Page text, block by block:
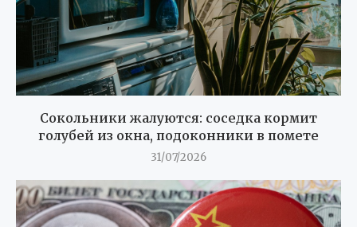
Сокольники жалуются: соседка кормит
голубей из окна, подоконники в помете
31/07/2026